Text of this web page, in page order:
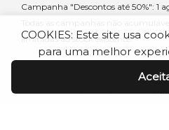
COOKIES: Este site usa
para uma melhor
Campanha "Descontos até 50%": 1
limitadas ao stock existente.